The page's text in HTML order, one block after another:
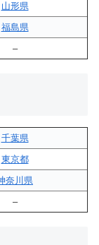
山形県
福島県
–
千葉県
東京都
奈川県
–